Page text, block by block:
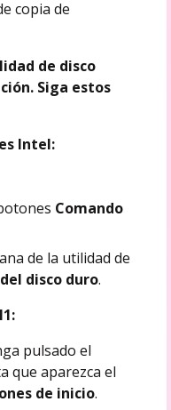
copia de
de disco
Siga estos
Intel:
Comando
de la utilidad de
disco duro.
pulsado el
que aparezca el
de inicio.